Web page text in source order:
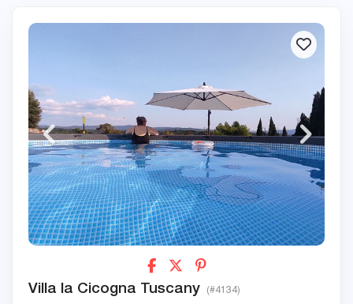
Villa la Cicogna Tuscany (#4134)